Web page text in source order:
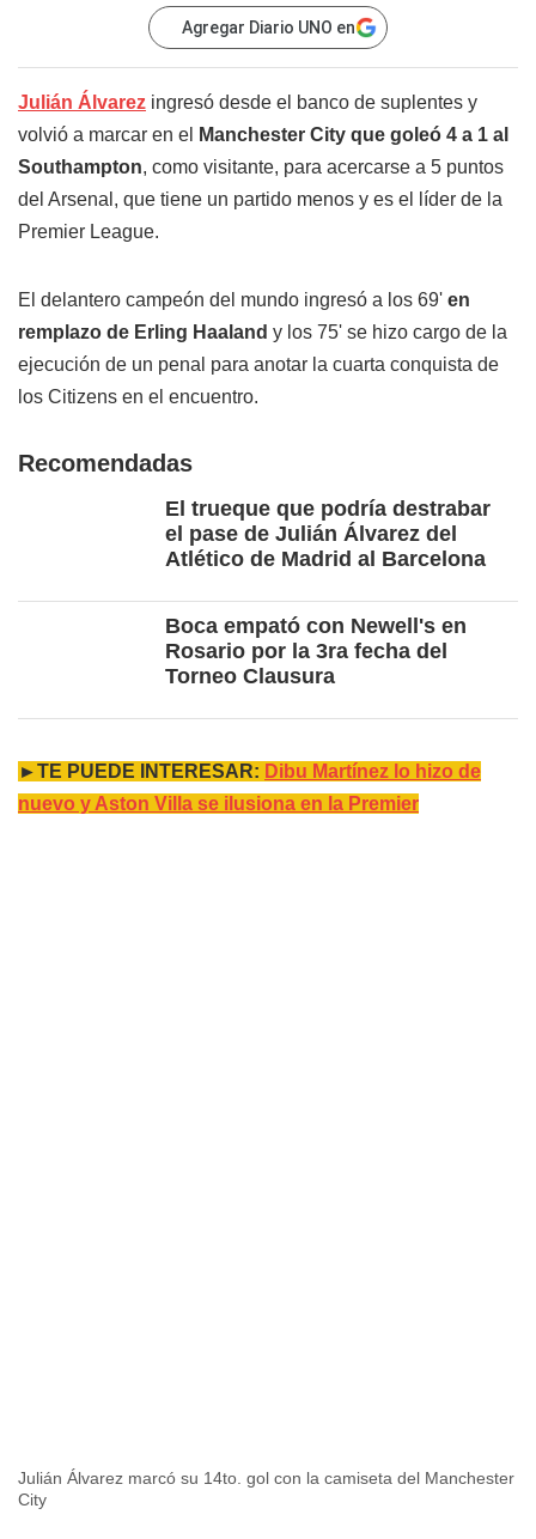
Agregar Diario UNO en
Julián Álvarez ingresó desde el banco de suplentes y
volvió a marcar en el
Manchester City que goleó 4 a 1 al
Southampton, como visitante, para acercarse a 5 puntos
del Arsenal, que tiene un partido menos y es el líder de la
Premier League.
El delantero campeón del mundo ingresó a los 69' en
remplazo de Erling Haaland y los 75' se hizo cargo de la
ejecución de un penal para anotar la cuarta conquista de
los Citizens en el encuentro.
Recomendadas
El trueque que podría destrabar
el pase de Julián Álvarez del
Atlético de Madrid al Barcelona
Boca empató con Newell's en
Rosario por la 3ra fecha del
Torneo Clausura
►TE PUEDE INTERESAR: Dibu Martínez lo hizo de
nuevo y Aston Villa se ilusiona en la Premier
Julián Álvarez marcó su 14to. gol con la camiseta del Manchester
City